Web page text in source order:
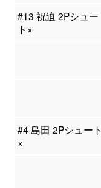
#13 祝迫 2Pシュー
ト×
#4 島田 2Pシュート
×